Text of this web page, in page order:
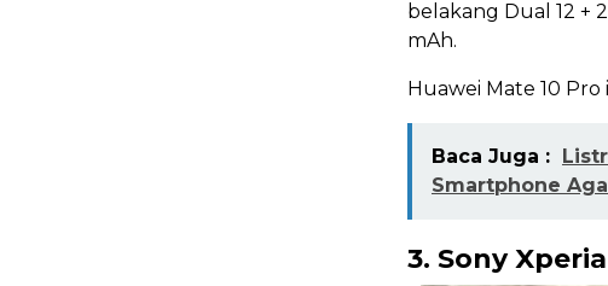
belakang Dual 12 +
mAh.
Huawei Mate 10
Baca Juga :
Smartphone
3. Sony